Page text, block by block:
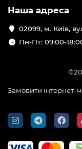
Наша адреса
02099, м. Київ,
Пн-Пт: 09:00-
Замовити інтернет-